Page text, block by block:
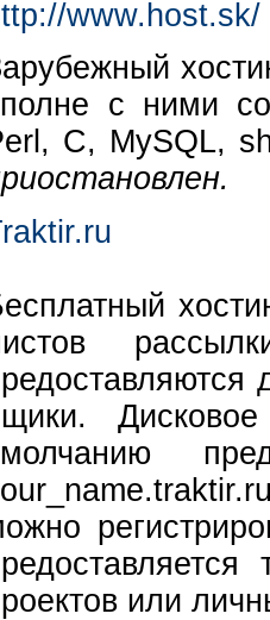
www.host.sk/
с ними
C, MySQL,
или